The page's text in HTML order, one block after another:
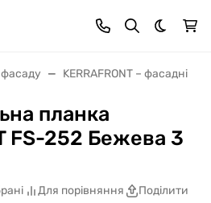
Dark
KERRAFRONT – фасадні
планка
FS-252 Бежева 3
Для порівняння Поділитися